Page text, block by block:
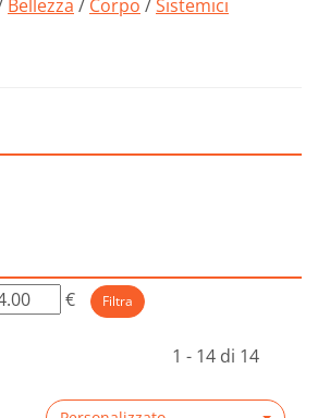
Bellezza / Corpo /Sistemici
€
1 - 14 di 14